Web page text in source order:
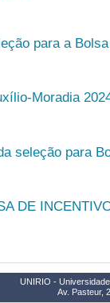
para a
Moradia
seleção para
DE
UNIRIO -
Av. Pasteur,